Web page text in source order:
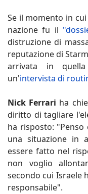
Se il momento in
nazione fu il
distruzione di
reputazione di
arrivata in
un'intervista di
Nick Ferrari ha
diritto di tagliare
ha risposto:
una situazione in
essere fatto nel
non voglio
secondo cui Israele
responsabile".